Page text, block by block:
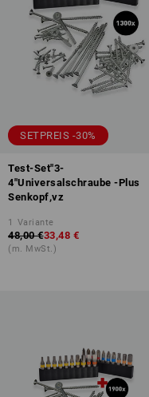
SETPREIS -30%
Test-Set"3-
4"Universalschraube -Plus
Senkopf,vz
1 Variante
48,00 €33,48 €
(m. MwSt.)